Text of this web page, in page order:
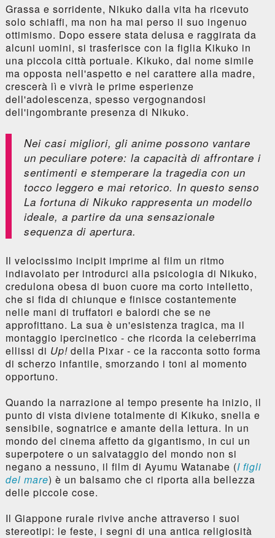
Grassa e sorridente, Nikuko dalla vita ha ricevuto
solo schiaffi, ma non ha mai perso il suo ingenuo
ottimismo. Dopo essere stata delusa e raggirata da
alcuni uomini, si trasferisce con la figlia Kikuko in
una piccola città portuale. Kikuko, dal nome simile
ma opposta nell'aspetto e nel carattere alla madre,
crescerà lì e vivrà le prime esperienze
dell'adolescenza, spesso vergognandosi
dell'ingombrante presenza di Nikuko.
Nei casi migliori, gli anime possono vantare
un peculiare potere: la capacità di affrontare i
sentimenti e stemperare la tragedia con un
tocco leggero e mai retorico. In questo senso
La fortuna di Nikuko rappresenta un modello
ideale, a partire da una sensazionale
sequenza di apertura.
Il velocissimo incipit imprime al film un ritmo
indiavolato per introdurci alla psicologia di Nikuko,
credulona obesa di buon cuore ma corto intelletto,
che si fida di chiunque e finisce costantemente
nelle mani di truffatori e balordi che se ne
approfittano. La sua è un'esistenza tragica, ma il
montaggio ipercinetico - che ricorda la celeberrima
ellissi di Up!della Pixar - ce la racconta sotto forma
di scherzo infantile, smorzando i toni al momento
opportuno.
Quando la narrazione al tempo presente ha inizio, il
punto di vista diviene totalmente di Kikuko, snella e
sensibile, sognatrice e amante della lettura. In un
mondo del cinema affetto da gigantismo, in cui un
superpotere o un salvataggio del mondo non si
negano a nessuno, il film di Ayumu Watanabe (I figli
del mare) è un balsamo che ci riporta alla bellezza
delle piccole cose.
Il Giappone rurale rivive anche attraverso i suoi
stereotipi: le feste, i segni di una antica religiosità